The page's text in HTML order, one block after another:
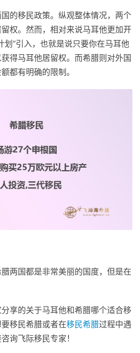
的移民政策。纵观整体情况，两个
权。然而，相对来说马耳他更加开
划”引入，也就是说只要你在马耳他
得马耳他居留权。而希腊则对外国
都有明确的限制。
两国都是非常美丽的国度，但是在
享的关于马耳他和希腊哪个适合移
移民希腊或者在移民希腊过程中遇
询飞际移民专家！